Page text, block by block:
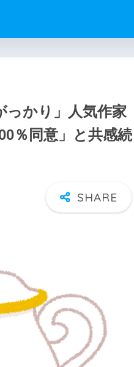
っかり」人気作家
％同意」と共感続